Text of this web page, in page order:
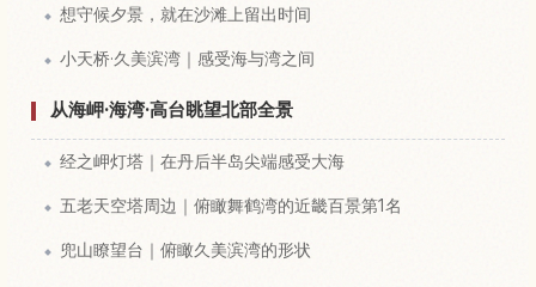
想守候夕景，就在沙滩上留出时间
小天桥·久美滨湾｜感受海与湾之间
从海岬·海湾·高台眺望北部全景
经之岬灯塔｜在丹后半岛尖端感受大海
五老天空塔周边｜俯瞰舞鹤湾的近畿百景第1名
兜山瞭望台｜俯瞰久美滨湾的形状